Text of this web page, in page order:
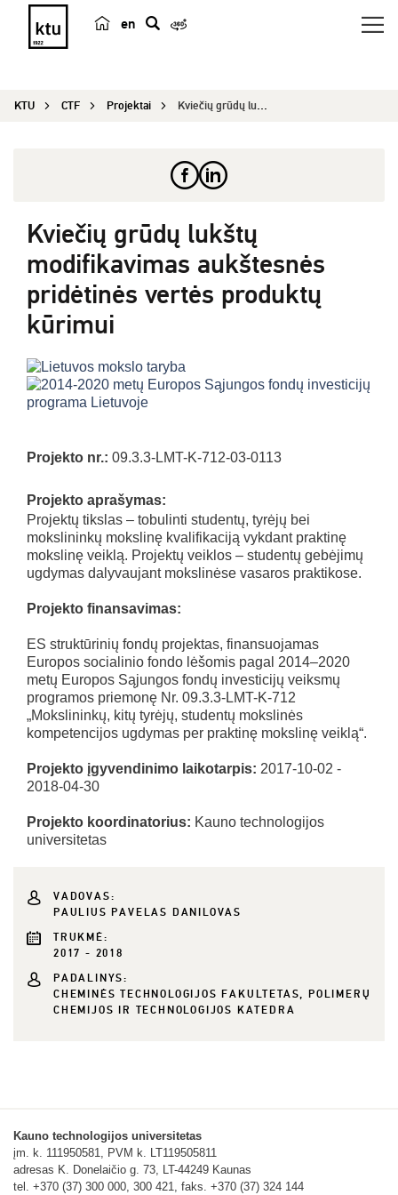
en
e
KTU CTF Projektai Kviečių grūdų lukštų modifikavimas aukštesnės pr...
Kviečių grūdų lukštų
modifikavimas aukštesnės
pridėtinės vertės produktų
kūrimui
Projekto nr.: 09.3.3-LMT-K-712-03-0113
Projekto aprašymas:
Projektų tikslas – tobulinti studentų, tyrėjų bei
mokslininkų mokslinę kvalifikaciją vykdant praktinę
mokslinę veiklą. Projektų veiklos – studentų gebėjimų
ugdymas dalyvaujant mokslinėse vasaros praktikose.
Projekto finansavimas:
ES struktūrinių fondų projektas, finansuojamas
Europos socialinio fondo lėšomis pagal 2014–2020
metų Europos Sąjungos fondų investicijų veiksmų
programos priemonę Nr. 09.3.3-LMT-K-712
„Mokslininkų, kitų tyrėjų, studentų mokslinės
kompetencijos ugdymas per praktinę mokslinę veiklą“.
Projekto įgyvendinimo laikotarpis: 2017-10-02 -
2018-04-30
Projekto koordinatorius: Kauno technologijos
universitetas
VADOVAS:
PAULIUS PAVELAS DANILOVAS
TRUKMĖ:
2017 - 2018
PADALINYS:
CHEMINĖS TECHNOLOGIJOS FAKULTETAS, POLIMERŲ
CHEMIJOS IR TECHNOLOGIJOS KATEDRA
Kauno technologijos universitetas
įm. k. 111950581, PVM k. LT119505811
adresas K. Donelaičio g. 73, LT-44249 Kaunas
tel. +370 (37) 300 000, 300 421, faks. +370 (37) 324 144